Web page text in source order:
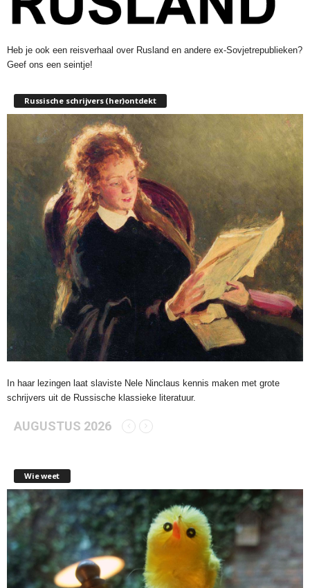
Heb je ook een reisverhaal over Rusland en andere ex-Sovjetrepublieken?
Geef ons een seintje!
Russische schrijvers (her)ontdekt
In haar lezingen laat slaviste Nele Ninclaus kennis maken met grote
schrijvers uit de Russische klassieke literatuur.
AUGUSTUS 2026
Wie weet